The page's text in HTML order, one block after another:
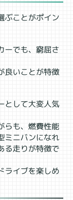
ぶことがポイン
ーでも、窮屈さ
良いことが特徴
として大変人気
らも、燃費性能
ミニバンになれ
る走りが特徴で
ライブを楽しめ